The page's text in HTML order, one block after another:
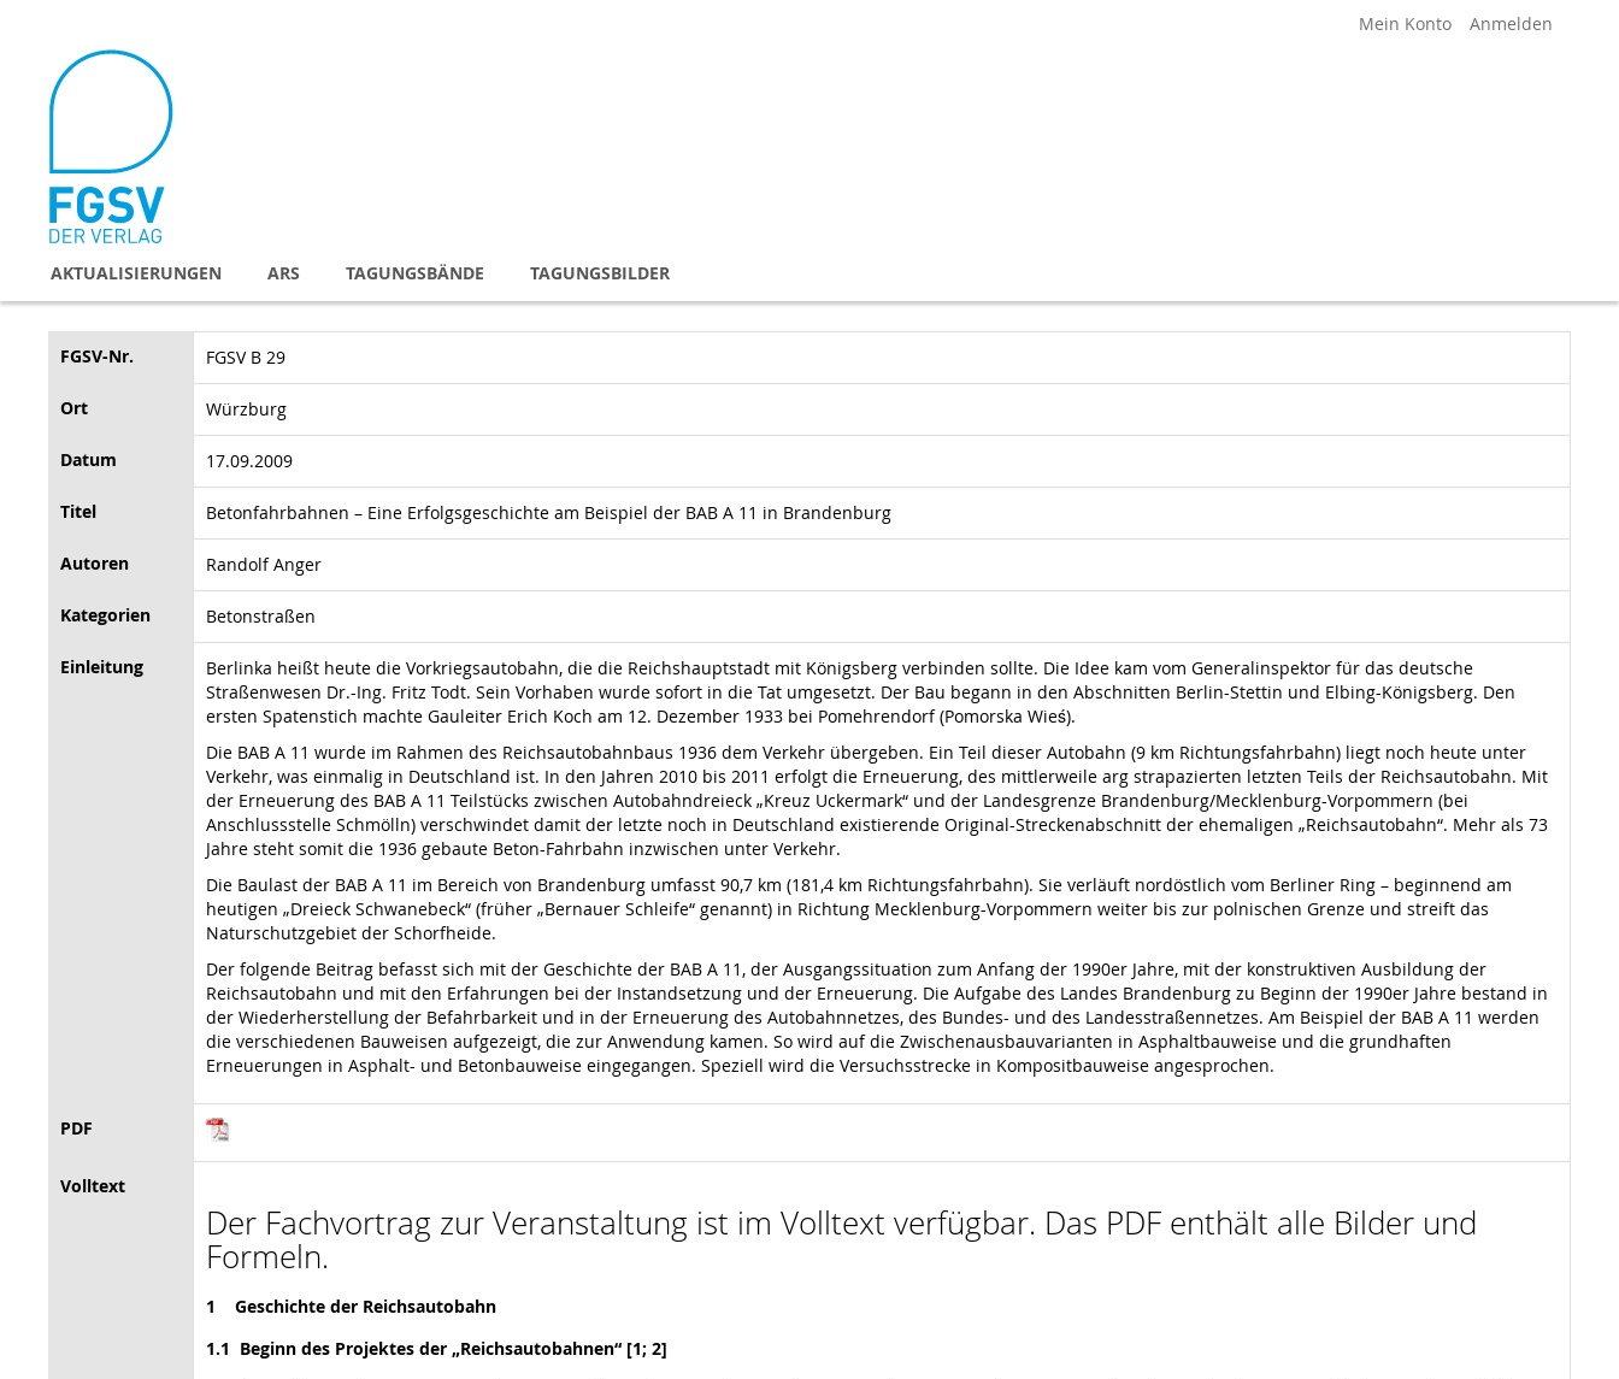
Mein Konto Anmelden
Inhalt
AKTUALISIERUNGEN ARS TAGUNGSBÄNDE TAGUNGSBILDER
FGSV-Nr. FGSV B 29
Ort Würzburg
Datum 17.09.2009
Titel Betonfahrbahnen – Eine Erfolgsgeschichte am Beispiel der BAB A 11 in Brandenburg
Autoren Randolf Anger
Kategorien Betonstraßen
Einleitung
Berlinka heißt heute die Vorkriegsautobahn, die die Reichshauptstadt mit Königsberg verbinden sollte. Die Idee kam vom Generalinspektor für das deutsche
Straßenwesen Dr.-Ing. Fritz Todt. Sein Vorhaben wurde sofort in die Tat umgesetzt. Der Bau begann in den Abschnitten Berlin-Stettin und Elbing-Königsberg. Den
ersten Spatenstich machte Gauleiter Erich Koch am 12. Dezember 1933 bei Pomehrendorf (Pomorska Wieś).
Die BAB A 11 wurde im Rahmen des Reichsautobahnbaus 1936 dem Verkehr übergeben. Ein Teil dieser Autobahn (9 km Richtungsfahrbahn) liegt noch heute unter
Verkehr, was einmalig in Deutschland ist. In den Jahren 2010 bis 2011 erfolgt die Erneuerung, des mittlerweile arg strapazierten letzten Teils der Reichsautobahn. Mit
der Erneuerung des BAB A 11 Teilstücks zwischen Autobahndreieck „Kreuz Uckermark“ und der Landesgrenze Brandenburg/Mecklenburg-Vorpommern (bei
Anschlussstelle Schmölln) verschwindet damit der letzte noch in Deutschland existierende Original-Streckenabschnitt der ehemaligen „Reichsautobahn“. Mehr als 73
Jahre steht somit die 1936 gebaute Beton-Fahrbahn inzwischen unter Verkehr.
Die Baulast der BAB A 11 im Bereich von Brandenburg umfasst 90,7 km (181,4 km Richtungsfahrbahn). Sie verläuft nordöstlich vom Berliner Ring – beginnend am
heutigen „Dreieck Schwanebeck“ (früher „Bernauer Schleife“ genannt) in Richtung Mecklenburg-Vorpommern weiter bis zur polnischen Grenze und streift das
Naturschutzgebiet der Schorfheide.
Der folgende Beitrag befasst sich mit der Geschichte der BAB A 11, der Ausgangssituation zum Anfang der 1990er Jahre, mit der konstruktiven Ausbildung der
Reichsautobahn und mit den Erfahrungen bei der Instandsetzung und der Erneuerung. Die Aufgabe des Landes Brandenburg zu Beginn der 1990er Jahre bestand in
der Wiederherstellung der Befahrbarkeit und in der Erneuerung des Autobahnnetzes, des Bundes- und des Landesstraßennetzes. Am Beispiel der BAB A 11 werden
die verschiedenen Bauweisen aufgezeigt, die zur Anwendung kamen. So wird auf die Zwischenausbauvarianten in Asphaltbauweise und die grundhaften
Erneuerungen in Asphalt- und Betonbauweise eingegangen. Speziell wird die Versuchsstrecke in Kompositbauweise angesprochen.
PDF
Volltext
Der Fachvortrag zur Veranstaltung ist im Volltext verfügbar. Das PDF enthält alle Bilder und
Formeln.
1 Geschichte der Reichsautobahn
1.1 Beginn des Projektes der „Reichsautobahnen“ [1; 2]